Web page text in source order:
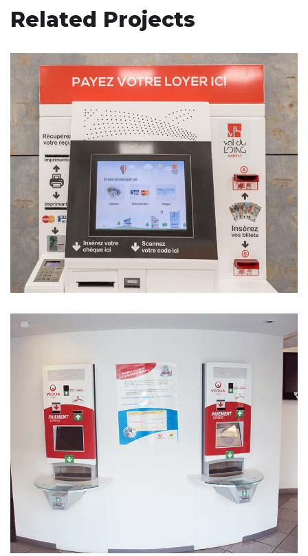
Related Projects
Installation borne
DÉVELOPPEMENT
Habillage personalisé de bornes